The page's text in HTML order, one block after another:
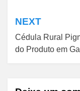
Post
NEXT
Cédula Rural
do Produto em